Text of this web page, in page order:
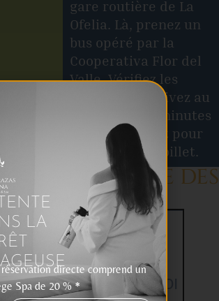
gare routière de La
Ofelia. Là, prenez un
bus opéré par la
Cooperativa Flor del
Valle. Vérifiez les
horaires et arrivez au
moins 15 à 20 minutes
avant le départ pour
acheter votre billet.
HORAIRE DES
BUS
DU
AU
VENDREDI
LA
directe comprend un
Spa de 20 % *